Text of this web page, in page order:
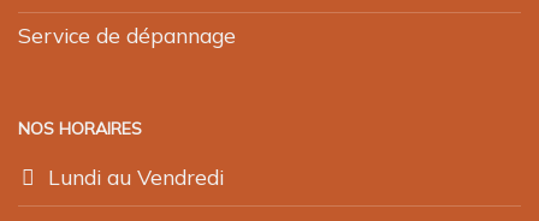
Service de dépannage
NOS HORAIRES
Lundi au Vendredi